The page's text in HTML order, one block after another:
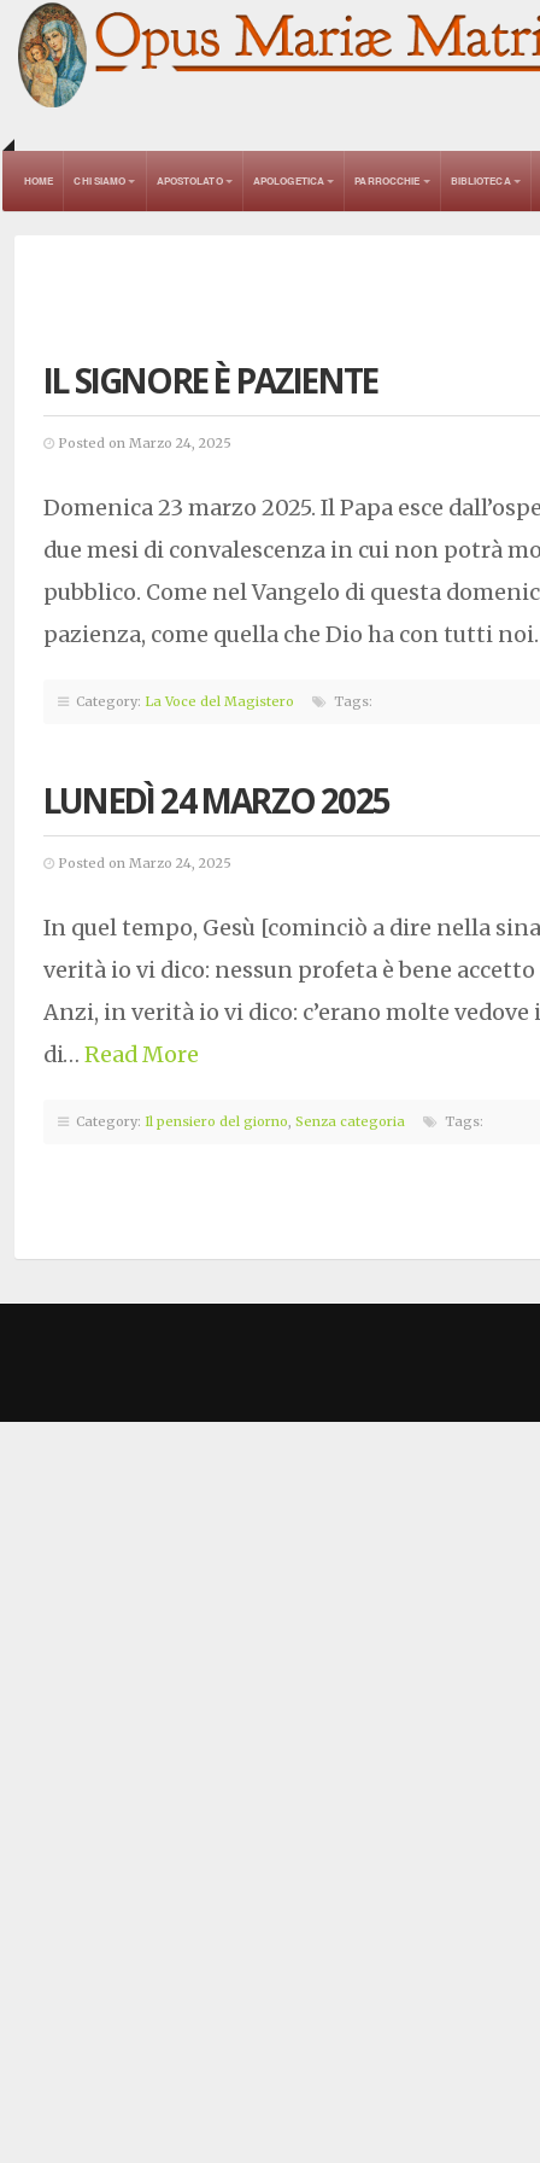
HOME CHI SIAMO APOSTOLATO APOLOGETICA PARROCCHIE BIBLIOTECA
IL SIGNORE È PAZIENTE
Posted on Marzo 24, 2025
Domenica 23 marzo 2025. Il Papa esce
due mesi di convalescenza in cui non potrà
pubblico. Come nel Vangelo di questa
pazienza, come quella che Dio ha con tutti noi.
Category: La Voce del Magistero Tags:
LUNEDÌ 24 MARZO 2025
Posted on Marzo 24, 2025
In quel tempo, Gesù [cominciò a dire nella
verità io vi dico: nessun profeta è bene
Anzi, in verità io vi dico: c’erano molte
di… Read More
Category: Il pensiero del giorno, Senza categoria Tags: